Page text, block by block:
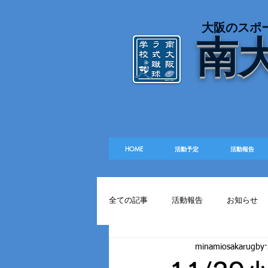
南
大阪のスポ
HOME 活動予定 活動報告
全ての記事 活動報告 お知らせ
minamiosakarugby